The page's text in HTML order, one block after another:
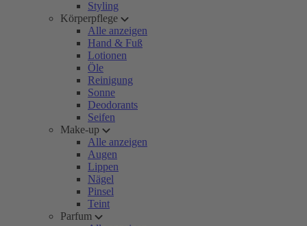
Styling
Körperpflege
Alle anzeigen
Hand & Fuß
Lotionen
Öle
Reinigung
Sonne
Deodorants
Seifen
Make-up
Alle anzeigen
Augen
Lippen
Nägel
Pinsel
Teint
Parfum